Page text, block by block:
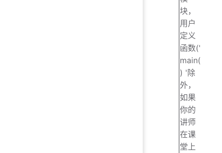
块，
用户
定义
函数('
main(
) '除
外，
如果
你的
讲师
在课
堂上